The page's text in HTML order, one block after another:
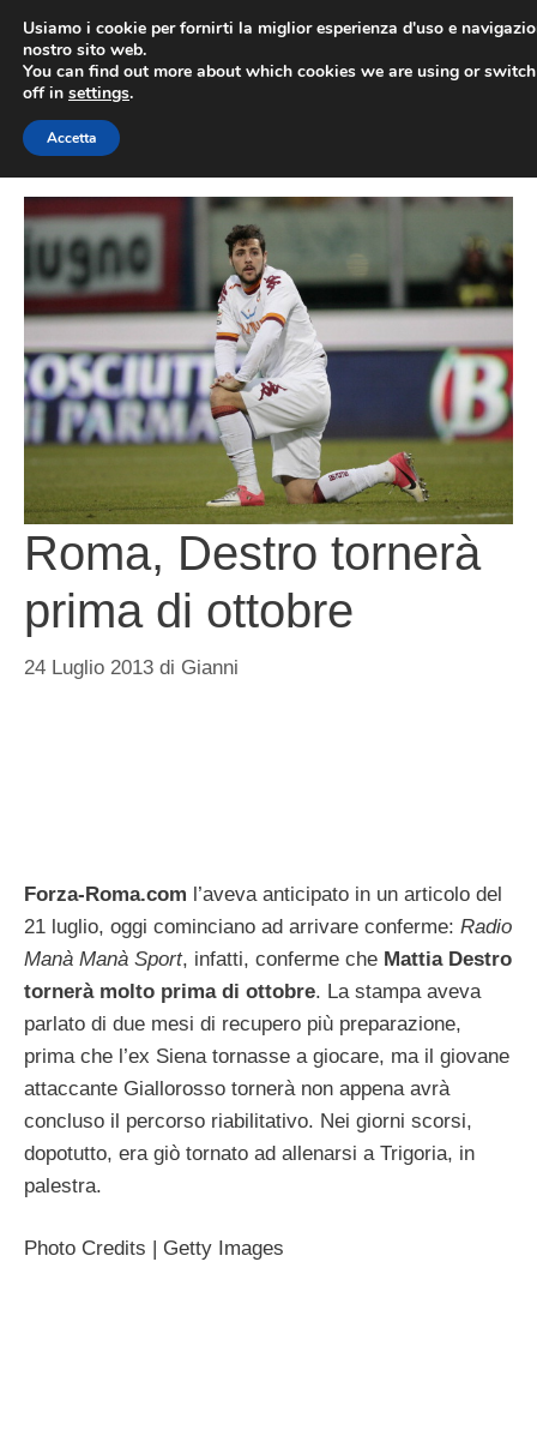
contenuto
Roma, Destro tornerà
prima di ottobre
24 Luglio 2013 di Gianni
Forza-Roma.com l’aveva anticipato in un articolo del
21 luglio, oggi cominciano ad arrivare conferme: Radio
Manà Manà Sport, infatti, conferme che Mattia Destro
tornerà molto prima di ottobre. La stampa aveva
parlato di due mesi di recupero più preparazione,
prima che l’ex Siena tornasse a giocare, ma il giovane
attaccante Giallorosso tornerà non appena avrà
concluso il percorso riabilitativo. Nei giorni scorsi,
dopotutto, era giò tornato ad allenarsi a Trigoria, in
palestra.
Photo Credits | Getty Images
Usiamo i cookie per fornirti la miglior esperienza d'uso e
nostro sito web.
You can find out more about which cookies we are using or
off in settings.
Accetta